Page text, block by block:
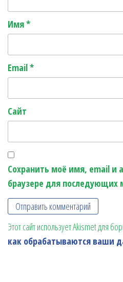
Имя*
Email*
Сайт
Сохранить моё имя, email и
браузере для последующих
Этот сайт использует Akismet для
как обрабатываются ваши